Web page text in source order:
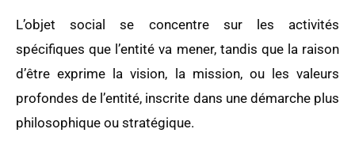
L’objet social se concentre sur les activités
spécifiques que l’entité va mener, tandis que la raison
d’être exprime la vision, la mission, ou les valeurs
profondes de l’entité, inscrite dans une démarche plus
philosophique ou stratégique.